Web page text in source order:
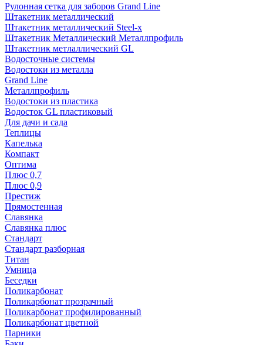
Рулонная сетка для заборов Grand Line
Штакетник металлический
Штакетник металлический Steel-x
Штакетник Металлический Металлпрофиль
Штакетник метлаллический GL
Водосточные системы
Водостоки из металла
Grand Line
Металлпрофиль
Водостоки из пластика
Водосток GL пластиковый
Для дачи и сада
Теплицы
Капелька
Компакт
Оптима
Плюс 0,7
Плюс 0,9
Престиж
Прямостенная
Славянка
Славянка плюс
Стандарт
Стандарт разборная
Титан
Умница
Беседки
Поликарбонат
Поликарбонат прозрачный
Поликарбонат профилированный
Поликарбонат цветной
Парники